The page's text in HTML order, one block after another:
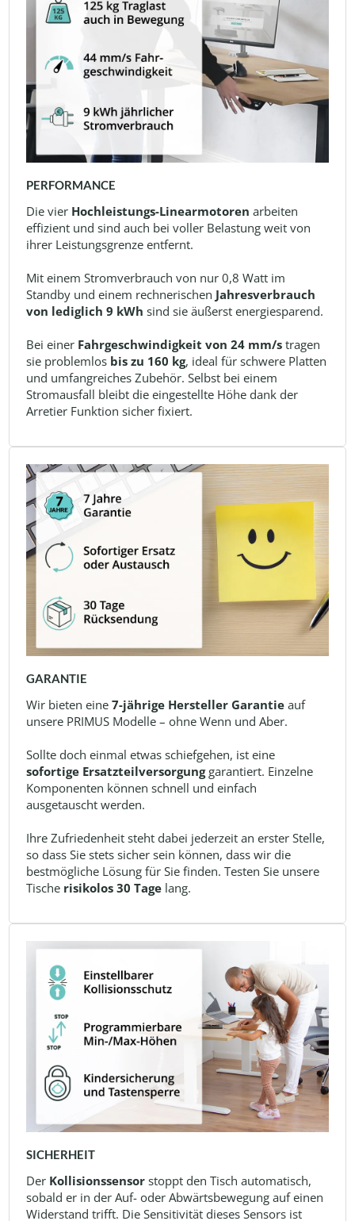
PERFORMANCE
Die vier Hochleistungs-Linearmotorenarbeiten
effizient und sind auch bei voller Belastung weit von
ihrer Leistungsgrenze entfernt.
Mit einem Stromverbrauch von nur 0,8 Watt im
Standby und einem rechnerischen Jahresverbrauch
von lediglich 9 kWh sind sie äußerst energiesparend.
Bei einer Fahrgeschwindigkeit von 24 mm/s tragen
sie problemlos bis zu 160 kg, ideal für schwere Platten
und umfangreiches Zubehör. Selbst bei einem
Stromausfall bleibt die eingestellte Höhe dank der
Arretier Funktion sicher fixiert.
GARANTIE
Wir bieten eine 7-jährige Hersteller Garantie auf
unsere PRIMUS Modelle – ohne Wenn und Aber.
Sollte doch einmal etwas schiefgehen, ist eine
sofortige Ersatzteilversorgunggarantiert. Einzelne
Komponenten können schnell und einfach
ausgetauscht werden.
Ihre Zufriedenheit steht dabei jederzeit an erster Stelle,
so dass Sie stets sicher sein können, dass wir die
bestmögliche Lösung für Sie finden. Testen Sie unsere
Tische risikolos 30 Tage lang.
SICHERHEIT
Der Kollisionssensorstoppt den Tisch automatisch,
sobald er in der Auf- oder Abwärtsbewegung auf einen
Widerstand trifft. Die Sensitivität dieses Sensors ist